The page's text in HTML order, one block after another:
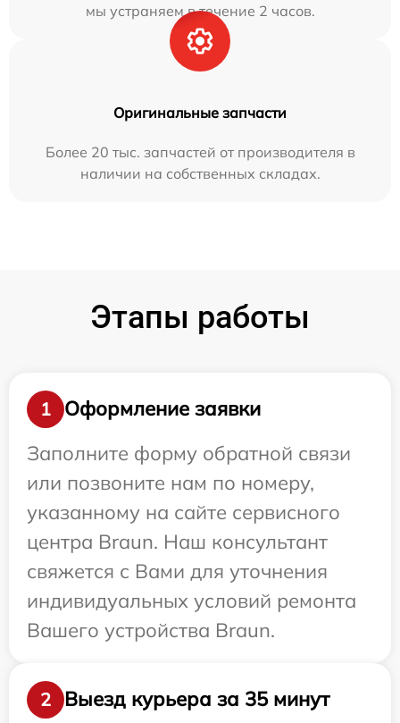
мы устраняем в течение 2 часов.
Оригинальные запчасти
Более 20 тыс. запчастей от производителя в
наличии на собственных складах.
Этапы работы
1
Оформление заявки
Заполните форму обратной связи
или позвоните нам по номеру,
указанному на сайте сервисного
центра Braun. Наш консультант
свяжется с Вами для уточнения
индивидуальных условий ремонта
Вашего устройства Braun.
2 Выезд курьера за 35 минут